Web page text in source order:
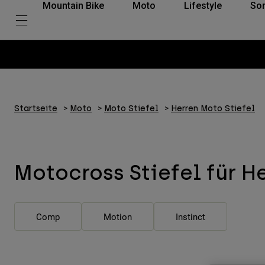
Mountain Bike Moto Lifestyle
Startseite Moto Moto Stiefel Herren Moto Stiefel
Motocross Stiefel für
Comp Motion Instinct